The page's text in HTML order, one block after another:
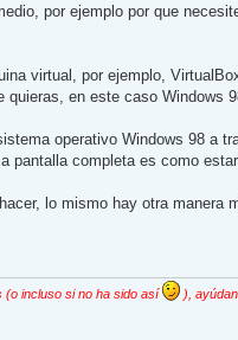
por ejemplo por que
virtual, por ejemplo,
en este caso Windows
operativo Windows 98 a
pantalla completa es como
lo mismo hay otra manera
(o incluso si no ha sido así
),